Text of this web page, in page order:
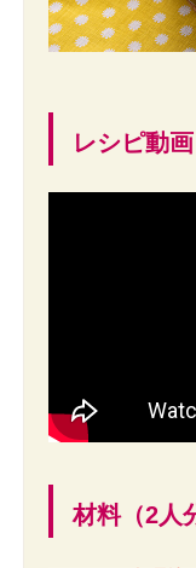
レシピ動画
材料（2人